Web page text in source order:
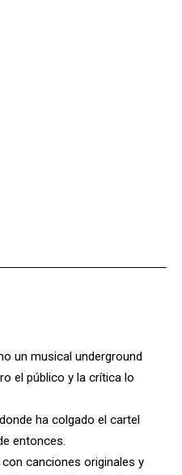
un musical underground
el público y la crítica lo
ha colgado el cartel
entonces.
canciones originales y